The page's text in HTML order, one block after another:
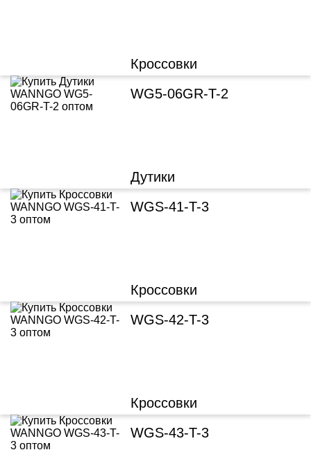
Кроссовки
WG5-06GR-T-2
Дутики
WGS-41-T-3
Кроссовки
WGS-42-T-3
Кроссовки
WGS-43-T-3